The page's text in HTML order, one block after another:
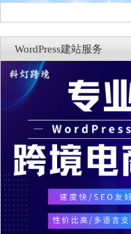
WordPress建站服务